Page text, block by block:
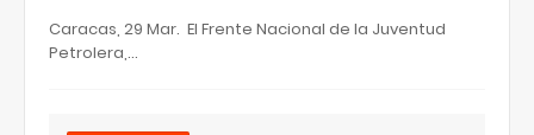
Caracas, 29 Mar. El Frente Nacional de la Juventud
Petrolera,…